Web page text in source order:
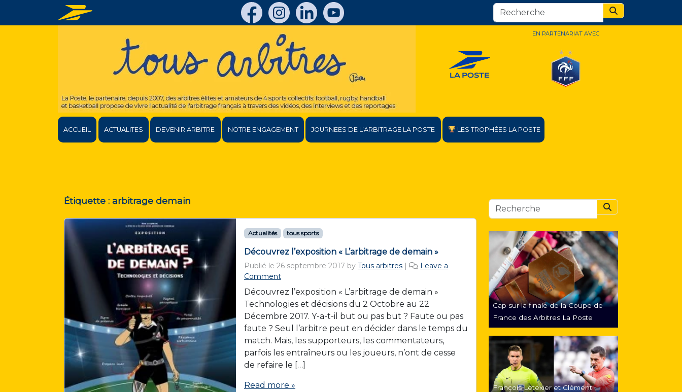
Search
EN PARTENARIAT AVEC
ACCUEIL ACTUALITES DEVENIR ARBITRE NOTRE ENGAGEMENT JOURNEES DE L’ARBITRAGE LA POSTE LES TROPHÉES LA POSTE
Étiquette : arbitrage demain
Actualités tous sports
Découvrez l’exposition « L’arbitrage de demain »
Publié le 26 septembre 2017 by Tous arbitres |
Leave a
Comment
Découvrez l’exposition « L’arbitrage de demain »
Technologies et décisions du 2 Octobre au 22
Décembre 2017. Y-a-t-il but ou pas but ? Faute ou pas
faute ? Seul l’arbitre peut en décider dans le temps du
match. Mais, les supporteurs, les commentateurs,
parfois les entraîneurs ou les joueurs, n’ont de cesse
de refaire le […]
Read more »
Search
Cap sur la finale de la Coupe de
France des Arbitres La Poste
François Letexier et Clément